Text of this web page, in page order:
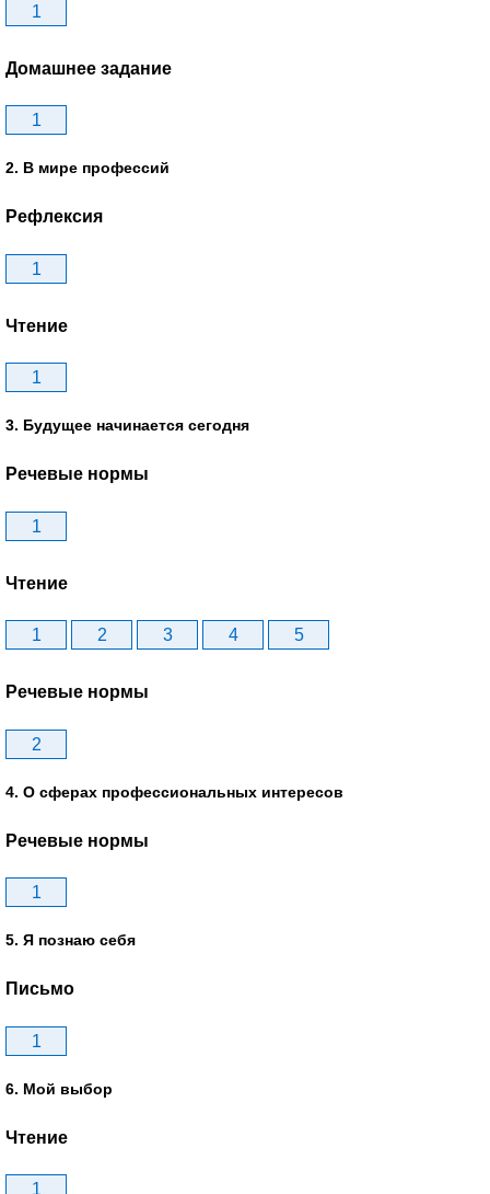
1
Домашнее задание
1
2. В мире профессий
Рефлексия
1
Чтение
1
3. Будущее начинается сегодня
Речевые нормы
1
Чтение
1 2 3 4 5
Речевые нормы
2
4. О сферах профессиональных интересов
Речевые нормы
1
5. Я познаю себя
Письмо
1
6. Мой выбор
Чтение
1